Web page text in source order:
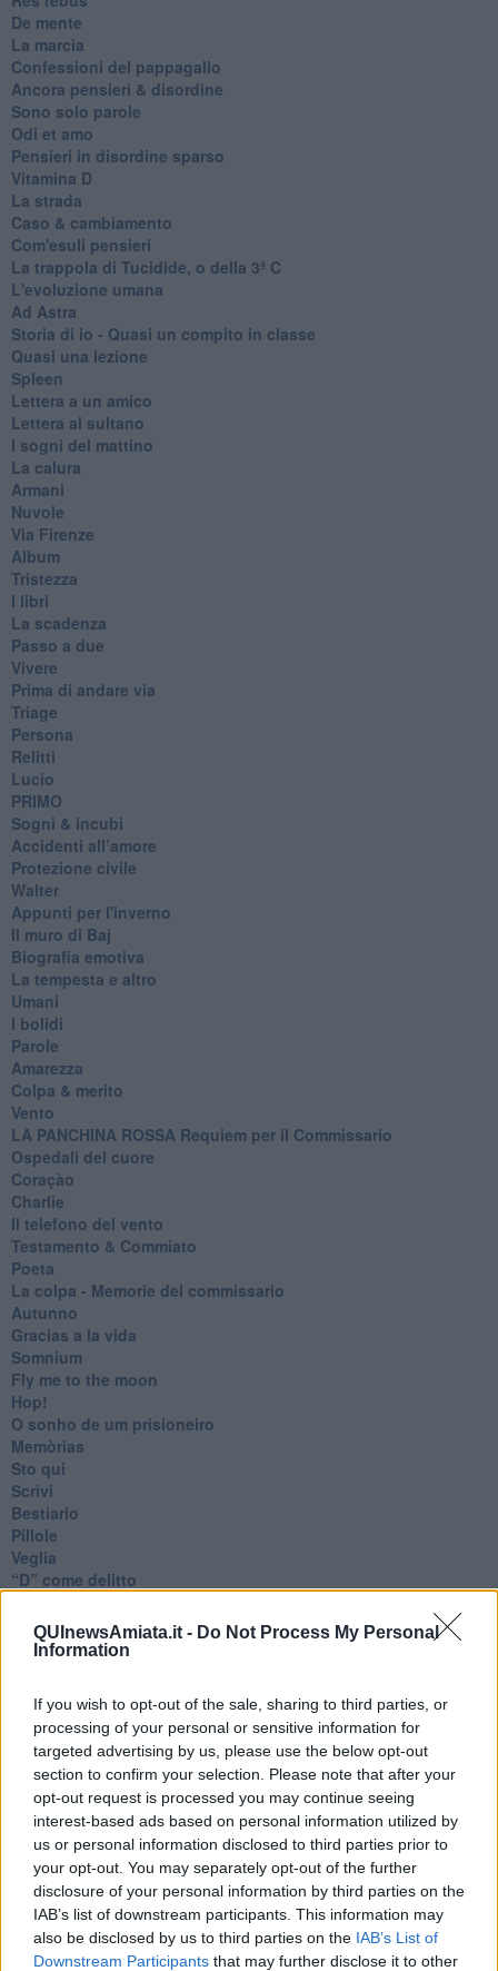
QUInewsAmiata.it - Do Not Process My Personal
Information
If you wish to opt-out of the sale, sharing to third parties, or
processing of your personal or sensitive information for
targeted advertising by us, please use the below opt-out
section to confirm your selection. Please note that after your
opt-out request is processed you may continue seeing
interest-based ads based on personal information utilized by
us or personal information disclosed to third parties prior to
your opt-out. You may separately opt-out of the further
disclosure of your personal information by third parties on the
IAB’s list of downstream participants. This information may
also be disclosed by us to third parties on the IAB’s List of
Downstream Participants that may further disclose it to other
De mente
La marcia
Confessioni del pappagallo
Ancora pensieri & disordine
Sono solo parole
Odi et amo
Pensieri in disordine sparso
Vitamina D
La strada
Caso & cambiamento
Com'esuli pensieri
La trappola di Tucidide, o della 3ª C
L'evoluzione umana
Ad Astra
Storia di io - Quasi un compito in classe
Quasi una lezione
Spleen
Lettera a un amico
Lettera al sultano
I sogni del mattino
La calura
Armani
Nuvole
Via Firenze
Album
Tristezza
I libri
La scadenza
Passo a due
Vivere
Prima di andare via
Triage
Persona
Relitti
Lucio
PRIMO
Sogni & incubi
Accidenti all’amore
Protezione civile
Walter
Appunti per l'inverno
Il muro di Baj
Biografia emotiva
La tempesta e altro
Umani
I bolidi
Parole
Amarezza
Colpa & merito
Vento
​LA PANCHINA ROSSA Requiem per il Commissario
Ospedali del cuore
Coraçào
Charlie
Il telefono del vento
Testamento & Commiato
Poeta
​La colpa - Memorie del commissario
Autunno
Gracias a la vida
Somnium
Fly me to the moon
Hop!
O sonho de um prisioneiro
Memòrias
Sto qui
Scrivi
Bestiario
Pillole
Veglia
​“D” come delitto
Belle lettere
25 Aprile
Le parole
​L’Australiana
Le stelle del jazz
Vita & morte
Auguri
Moro
Passanti
Continuando, la nonna e il carretto
Metaverso smart
Fiamme
Anzi
Confessioni autoreferenziali